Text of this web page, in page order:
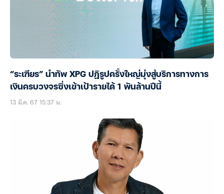
“ระเฑียร” นำทัพ XPG ปฏิรูปครั้งใหญ่มุ่งสู่บริการทางการ
เงินครบวงจรซิ่งเข้าเป้ารายได้ 1 พันล้านปีนี้
13 มี.ค. 67 15:37 น.